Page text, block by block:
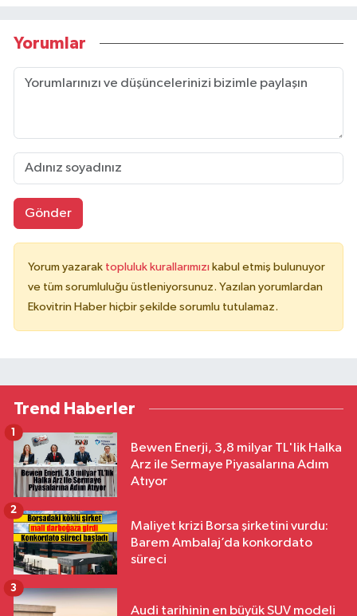
Yorumlar
Gönder
Yorum yazarak topluluk kurallarımızı kabul etmiş bulunuyor
ve tüm sorumluluğu üstleniyorsunuz. Yazılan yorumlardan
Ekovitrin Haber hiçbir şekilde sorumlu tutulamaz.
Trend Haberler
Bewen Enerji, 3,8 milyar TL'lik Halka
Arz ile Sermaye Piyasalarına Adım
Atıyor
1
Maliyet krizi Borsa şirketini vurdu:
Barem Ambalaj’da konkordato
süreci
2
Audi tarihinin en büyük SUV modeli
3